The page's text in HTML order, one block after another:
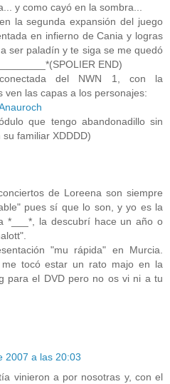
y como cayó en la sombra...
la segunda expansión del juego
en infierno de Cania y logras
ser paladín y te siga se me quedó
END)
del NWN 1, con la
ven las capas a los personajes:
que tengo abandonadillo sin
familiar XDDDD)
de Loreena son siempre
pues sí que lo son, y yo es la
*___*, la descubrí hace un año o
"mu rápida" en Murcia.
me tocó estar un rato majo en la
para el DVD pero no os vi ni a tu
2007 a las 20:03
vinieron a por nosotras y, con el